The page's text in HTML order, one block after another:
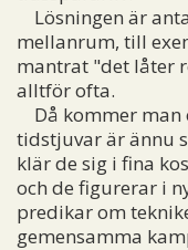
Lösningen är
mellanrum, till
mantrat "det låter
alltför ofta.
Då kommer man
tidstjuvar är ännu
klär de sig i fina
och de figurerar i
predikar om
gemensamma